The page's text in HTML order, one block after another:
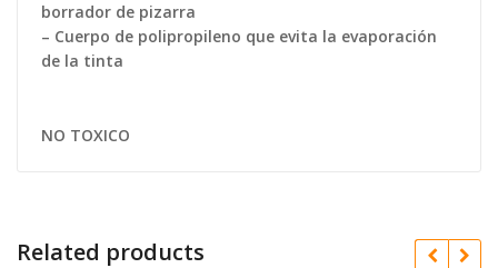
borrador de pizarra
– Cuerpo de polipropileno que evita la evaporación
de la tinta
NO TOXICO
Related products